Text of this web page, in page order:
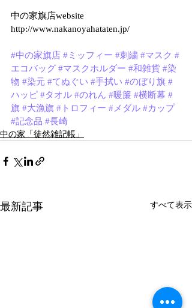
中の家旗店website
http://www.nakanoyahataten.jp/
#中の家旗店 #ミッフィー #刺繍 #マスク #
エコバッグ #マスクホルダー #和雑貨 #染
物 #染元 #てぬぐい #手拭い #のぼり旗 #
ハッピ #タオル #のれん #暖簾 #横断幕 #
旗 #大漁旗 #トロフィー #メダル #カップ
#記念品 #長崎
中の家「徒然雑記帳」
最新記事 すべて表示